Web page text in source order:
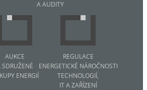
A AUDITY
AUKCE
SDRUŽENÉ
ENERGIÍ
REGULACE
ENERGETICKÉ NÁROČNOSTI
TECHNOLOGIÍ,
IT A ZAŘÍZENÍ